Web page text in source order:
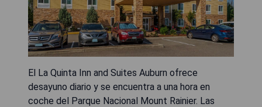
El La Quinta Inn and Suites Auburn ofrece
desayuno diario y se encuentra a una hora en
coche del Parque Nacional Mount Rainier. Las